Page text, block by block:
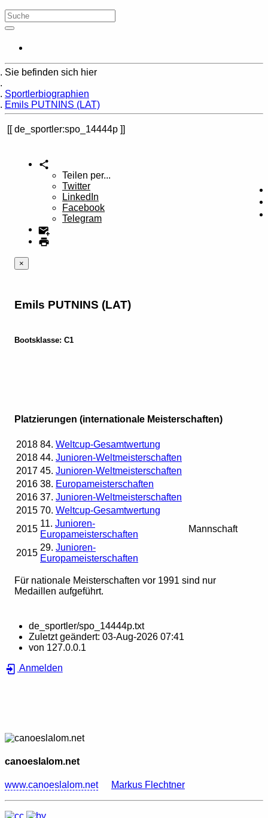
Sie befinden sich hier
Sportlerbiographien
Emils PUTNINS (LAT)
de_sportler:spo_14444p
Teilen per...
Twitter
LinkedIn
Facebook
Telegram
×
Emils PUTNINS (LAT)
Bootsklasse: C1
Platzierungen (internationale Meisterschaften)
2018 84. Weltcup-Gesamtwertung
2018 44. Junioren-Weltmeisterschaften
2017 45. Junioren-Weltmeisterschaften
2016 38. Europameisterschaften
2016 37. Junioren-Weltmeisterschaften
2015 70. Weltcup-Gesamtwertung
2015
11. Junioren-
Europameisterschaften
Mannschaft
2015
29. Junioren-
Europameisterschaften
Für nationale Meisterschaften vor 1991 sind nur
Medaillen aufgeführt.
de_sportler/spo_14444p.txt
Zuletzt geändert: 03-Aug-2026 07:41
von 127.0.0.1
Anmelden
canoeslalom.net
www.canoeslalom.net Markus Flechtner